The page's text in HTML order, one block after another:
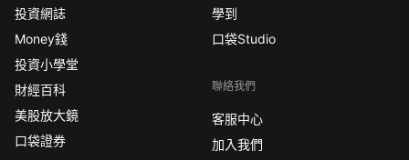
投資網誌
Money錢
投資小學堂
財經百科
美股放大鏡
口袋證券
學到
口袋Studio
聯絡我們
客服中心
加入我們